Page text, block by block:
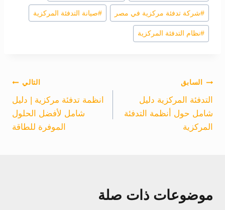
#شركة تدفئة مركزية في مصر #صيانة التدفئة المركزية
#نظام التدفئة المركزية
تصفّح
المقالات
السابق
التدفئة المركزية دليل
شامل حول أنظمة التدفئة
المركزية
التالي
انظمة تدفئة مركزية | دليل
شامل لأفضل الحلول
الموفرة للطاقة
موضوعات ذات صلة